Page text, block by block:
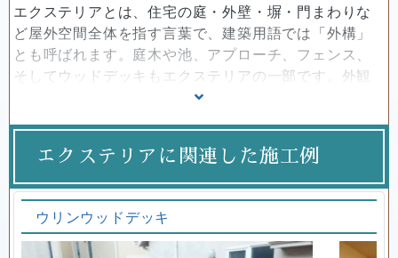
エクステリアとは、住宅の庭・外壁・塀・門まわりな
ど屋外空間全体を指す言葉で、建築用語では「外構」
とも呼ばれます。庭木や池、アプローチ、フェンス、
そしてウッドデッキもエクステリアの一部です。外観
を美しく整えるだけでなく、防犯性やプライバシー確
入りフェンス、自転車置き場、乱形石アプローチ、ア
イアン門扉、アメリカンフェンス、立水栓、白い塗り
壁、枕木駐車場など、多彩なデザインを組み合わせた
外構施工を行い、住まいの魅力を高めるエクステリア
空間を創造しています。
エクステリアに関連した施工例
ウリンウッドデッキ